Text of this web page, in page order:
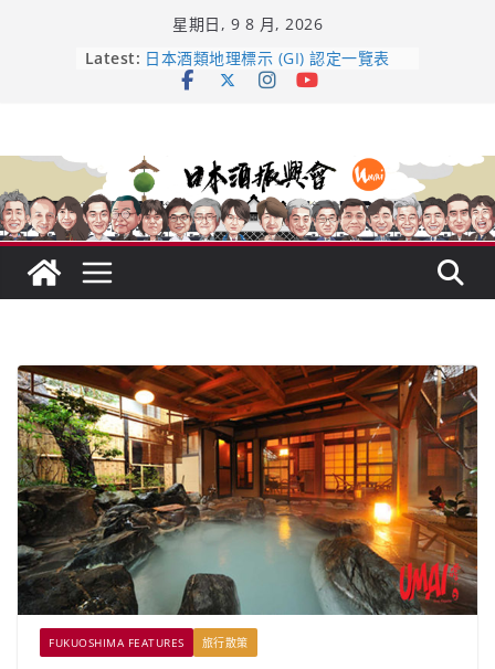
星期日, 9 8 月, 2026
Latest: 日本酒類地理標示 (GI) 認定一覽表
UMAI SAKE MC題庫（2026年版
市場！梅乃宿上市背後的密碼
龜之井酒造：口說上手 – 山形純米大
吟釀的堅持與傳承 ～ くどき上手
FUKUOSHIMA FEATURES 旅行散策